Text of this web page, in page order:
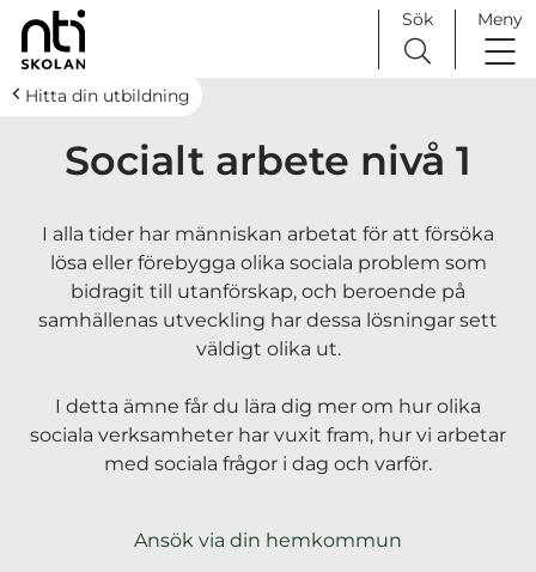
H
Huvudnavigation
Sök Meny
Hitta din utbildning
Socialt arbete nivå 1
I alla tider har människan arbetat för att försöka
lösa eller förebygga olika sociala problem som
bidragit till utanförskap, och beroende på
samhällenas utveckling har dessa lösningar sett
väldigt olika ut.
I detta ämne får du lära dig mer om hur olika
sociala verksamheter har vuxit fram, hur vi arbetar
med sociala frågor i dag och varför.
Ansök via din hemkommun